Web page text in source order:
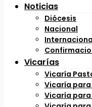
Noticias
Diócesis
Nacional
Vicarías
Vicaría
Vicaría para
Vicaría para